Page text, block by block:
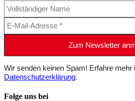
Wir senden keinen Spam! Erfahre mehr
Datenschutzerklärung.
Folge uns bei